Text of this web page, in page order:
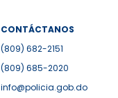
CONTÁCTANOS
(809) 682-2151
(809) 685-2020
info@policia.gob.do